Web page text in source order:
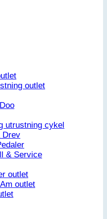
outlet
utrustning cykel
Drev
& Service
outlet
outlet